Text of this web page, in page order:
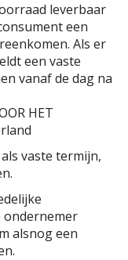
leverbaar
een
Als er
een vaste
vanaf de dag na
HET
vaste termijn,
ondernemer
alsnog een